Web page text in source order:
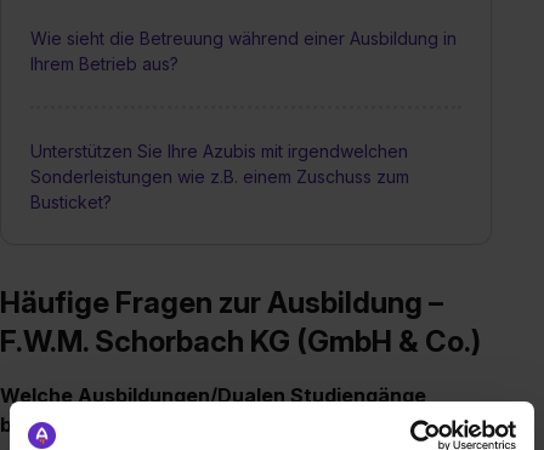
Wie sieht die Betreuung während einer Ausbildung in
Ihrem Betrieb aus?
Unterstützen Sie Ihre Azubis mit irgendwelchen
Sonderleistungen wie z.B. einem Zuschuss zum
Busticket?
Häufige Fragen zur Ausbildung –
F.W.M. Schorbach KG (GmbH & Co.)
Welche Ausbildungen/Dualen Studiengänge
bieten Sie an?